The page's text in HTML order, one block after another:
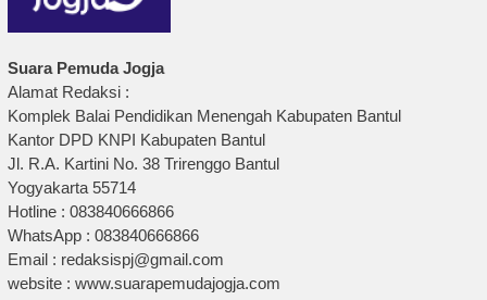
Suara Pemuda Jogja
Alamat Redaksi :
Komplek Balai Pendidikan Menengah Kabupaten Bantul
Kantor DPD KNPI Kabupaten Bantul
Jl. R.A. Kartini No. 38 Trirenggo Bantul
Yogyakarta 55714
Hotline : 083840666866
WhatsApp : 083840666866
Email : redaksispj@gmail.com
website : www.suarapemudajogja.com